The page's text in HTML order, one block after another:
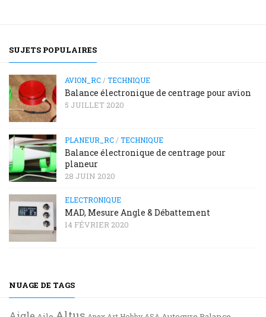
SUJETS POPULAIRES
AVION_RC /TECHNIQUE
Balance électronique de centrage pour avion
5 JUILLET 2020
PLANEUR_RC /TECHNIQUE
Balance électronique de centrage pour
planeur
28 JUIN 2020
ELECTRONIQUE
MAD, Mesure Angle & Débattement
14 FÉVRIER 2020
NUAGE DE TAGS